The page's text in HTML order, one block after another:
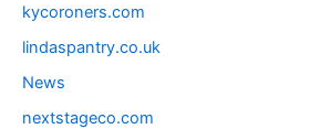
kycoroners.com
lindaspantry.co.uk
News
nextstageco.com